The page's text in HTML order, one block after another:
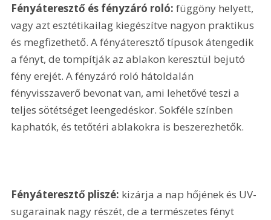
Fényáteresztő és fényzáró roló: függöny helyett,
vagy azt esztétikailag kiegészítve nagyon praktikus
és megfizethető. A fényáteresztő típusok átengedik
a fényt, de tompítják az ablakon keresztül bejutó
fény erejét. A fényzáró roló hátoldalán
fényvisszaverő bevonat van, ami lehetővé teszi a
teljes sötétséget leengedéskor. Sokféle színben
kaphatók, és tetőtéri ablakokra is beszerezhetők.
Fényáteresztő pliszé: kizárja a nap hőjének és UV-
sugarainak nagy részét, de a természetes fényt